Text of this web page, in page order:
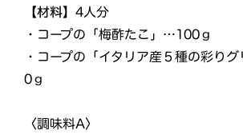
【材料】4人分
・コープの「梅酢たこ」…100ｇ
・コープの「イタリア産５種の彩り
0ｇ
〈調味料A〉